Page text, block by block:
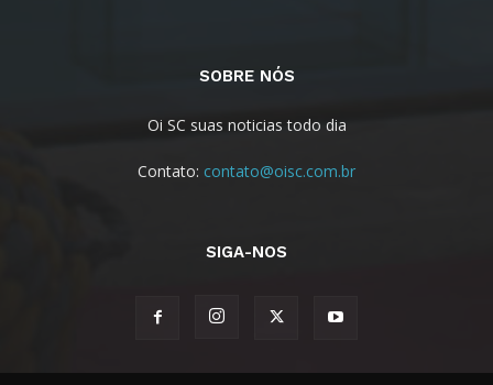
SOBRE NÓS
Oi SC suas noticias todo dia
Contato: contato@oisc.com.br
SIGA-NOS